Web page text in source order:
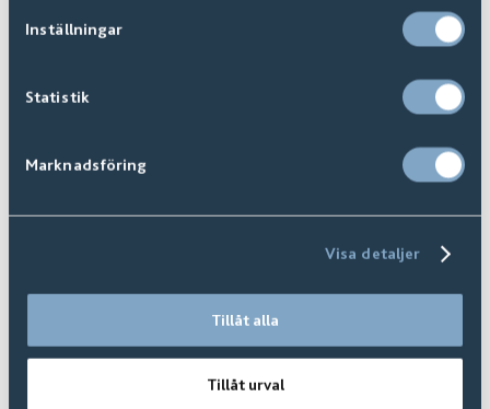
Inställningar
Statistik
Marknadsföring
Visa detaljer
Tillåt alla
Tillåt urval
Koster